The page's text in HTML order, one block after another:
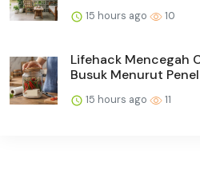
15 hours ago 10
Lifehack Mencegah
Busuk Menurut
15 hours ago 11